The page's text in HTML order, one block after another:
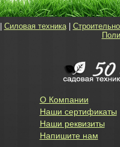
Силовая техника|
О Компании
Наши сертификаты
Наши реквизиты
Напишите нам